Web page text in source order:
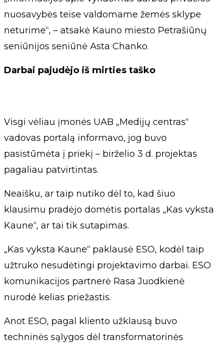
nuosavybės teise valdomame žemės sklype
neturime“, – atsakė Kauno miesto Petrašiūnų
seniūnijos seniūnė Asta Chanko.
Darbai pajudėjo iš mirties taško
Visgi vėliau įmonės UAB „Medijų centras“
vadovas portalą informavo, jog buvo
pasistūmėta į priekį – birželio 3 d. projektas
pagaliau patvirtintas.
Neaišku, ar taip nutiko dėl to, kad šiuo
klausimu pradėjo domėtis portalas „Kas vyksta
Kaune“, ar tai tik sutapimas.
„Kas vyksta Kaune“ paklausė ESO, kodėl taip
užtruko nesudėtingi projektavimo darbai. ESO
komunikacijos partnerė Rasa Juodkienė
nurodė kelias priežastis.
Anot ESO, pagal kliento užklausą buvo
techninės sąlygos dėl transformatorinės